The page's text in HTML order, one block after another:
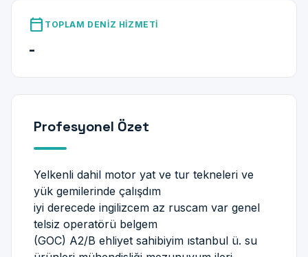
calendar_today TOPLAM DENIZ HIZMETI
-
Profesyonel Özet
Yelkenli dahil motor yat ve tur tekneleri ve
yük gemilerinde çalışdım
iyi derecede ingilizcem az ruscam var genel
telsiz operatörü belgem
(GOC) A2/B ehliyet sahibiyim ıstanbul ü. su